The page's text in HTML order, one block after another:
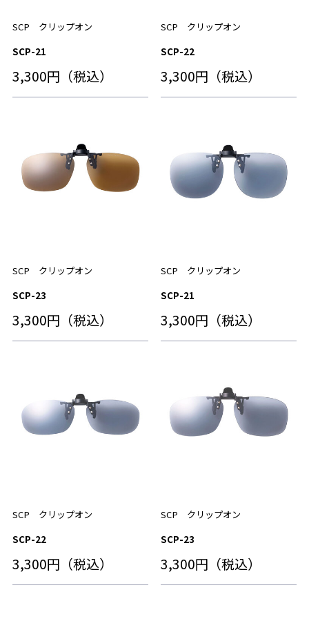
SCP クリップオン
SCP-21
3,300円（税込）
SCP クリップオン
SCP-22
3,300円（税込）
SCP クリップオン
SCP-23
3,300円（税込）
SCP クリップオン
SCP-21
3,300円（税込）
SCP クリップオン
SCP-22
3,300円（税込）
SCP クリップオン
SCP-23
3,300円（税込）